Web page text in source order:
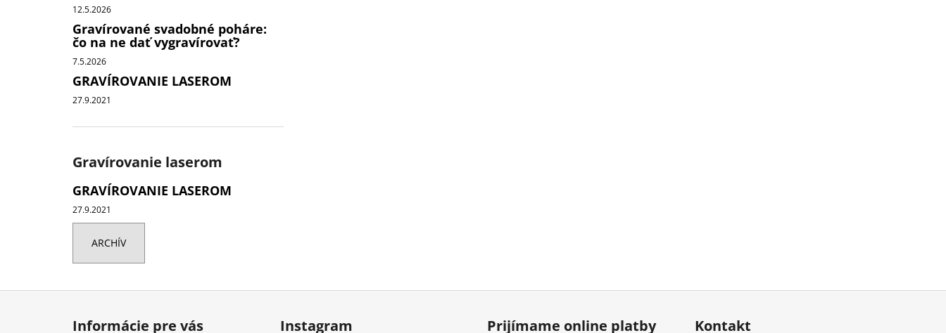
12.5.2026
Gravírované svadobné poháre:
čo na ne dať vygravírovať?
7.5.2026
GRAVÍROVANIE LASEROM
27.9.2021
Gravírovanie laserom
GRAVÍROVANIE LASEROM
27.9.2021
ARCHÍV
Z
Informácie pre vás Instagram Prijímame online platby Kontakt